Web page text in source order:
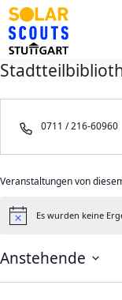
Zum
Inhalt
springen
Telefon
0711 / 216-60960
Veranstaltungen von
HinweisEs wurden keine
Anstehende